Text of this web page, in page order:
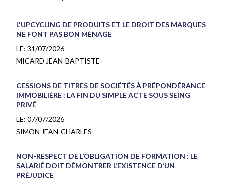
L'UPCYCLING DE PRODUITS ET LE DROIT DES MARQUES
NE FONT PAS BON MÉNAGE
LE: 31/07/2026
MICARD JEAN-BAPTISTE
CESSIONS DE TITRES DE SOCIÉTÉS À PRÉPONDÉRANCE
IMMOBILIÈRE : LA FIN DU SIMPLE ACTE SOUS SEING
PRIVÉ
LE: 07/07/2026
SIMON JEAN-CHARLES
NON-RESPECT DE L’OBLIGATION DE FORMATION : LE
SALARIÉ DOIT DÉMONTRER L’EXISTENCE D’UN
PRÉJUDICE